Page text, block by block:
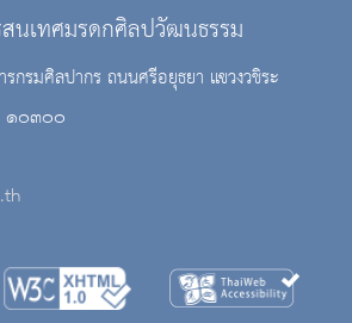
นเทศมรดกศิลปวัฒนธรรม
รมศิลปากร ถนนศรีอยุธยา แขวงวชิระ
๑๐๓๐๐